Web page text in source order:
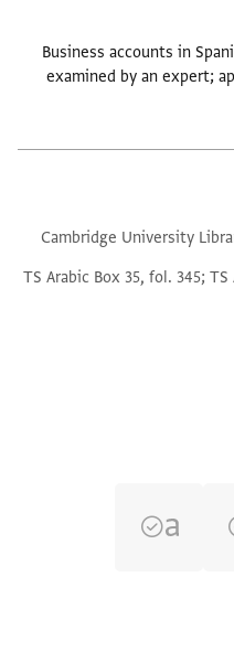
Business accounts in
examined by an expert;
Cambridge University
TS Arabic Box 35, fol. 345;